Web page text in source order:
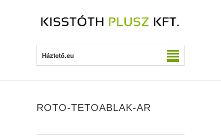
Háztető.eu
ROTO-TETOABLAK-AR